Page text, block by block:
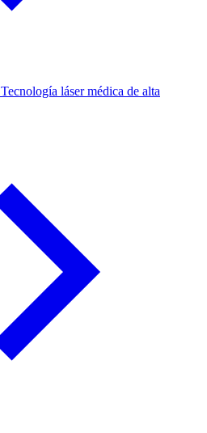
Tecnología láser médica de alta